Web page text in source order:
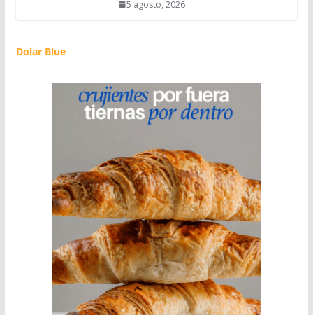
5 agosto, 2026
Dolar Blue